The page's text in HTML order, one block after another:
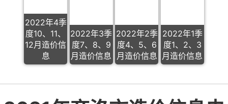
2022年4季
度10、11、
12月造价信
息
2022年3季
度7、8、9
月造价信息
2022年2季
度4、5、6
月造价信息
2022年1季
度1、2、3
月造价信息